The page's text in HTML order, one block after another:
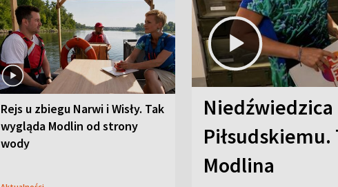
Rejs u zbiegu Narwi i Wisły. Tak
wygląda Modlin od strony
wody
Niedźwiedzica
Modlina